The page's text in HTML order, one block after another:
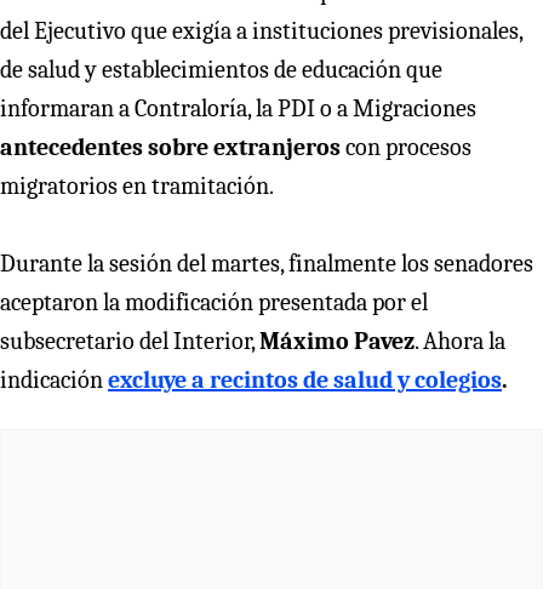
del Ejecutivo que exigía a instituciones previsionales,
de salud y establecimientos de educación que
informaran a Contraloría, la PDI o a Migraciones
antecedentes sobre extranjeroscon procesos
migratorios en tramitación.
Durante la sesión del martes, finalmente los senadores
aceptaron la modificación presentada por el
subsecretario del Interior,Máximo Pavez. Ahora la
indicaciónexcluye a recintos de salud y colegios.